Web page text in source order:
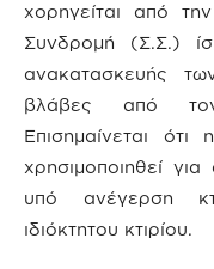
χορηγείται από
Συνδρομή (Σ.Σ.)
ανακατασκευής
βλάβες από
Επισημαίνεται
χρησιμοποιηθεί
υπό ανέγερση
ιδιόκτητου κτιρίου.